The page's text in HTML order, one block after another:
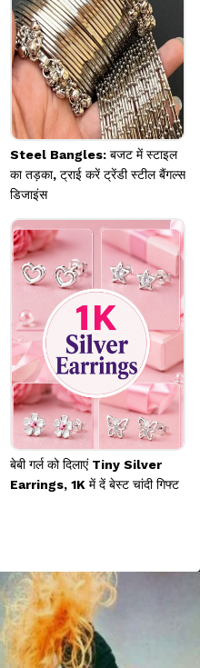
Steel Bangles: बजट में स्टाइल
का तड़का, ट्राई करें ट्रेंडी स्टील बैंगल्स
डिजाइंस
बेबी गर्ल को दिलाएं Tiny Silver
Earrings, 1K में दें बेस्ट चांदी गिफ्ट